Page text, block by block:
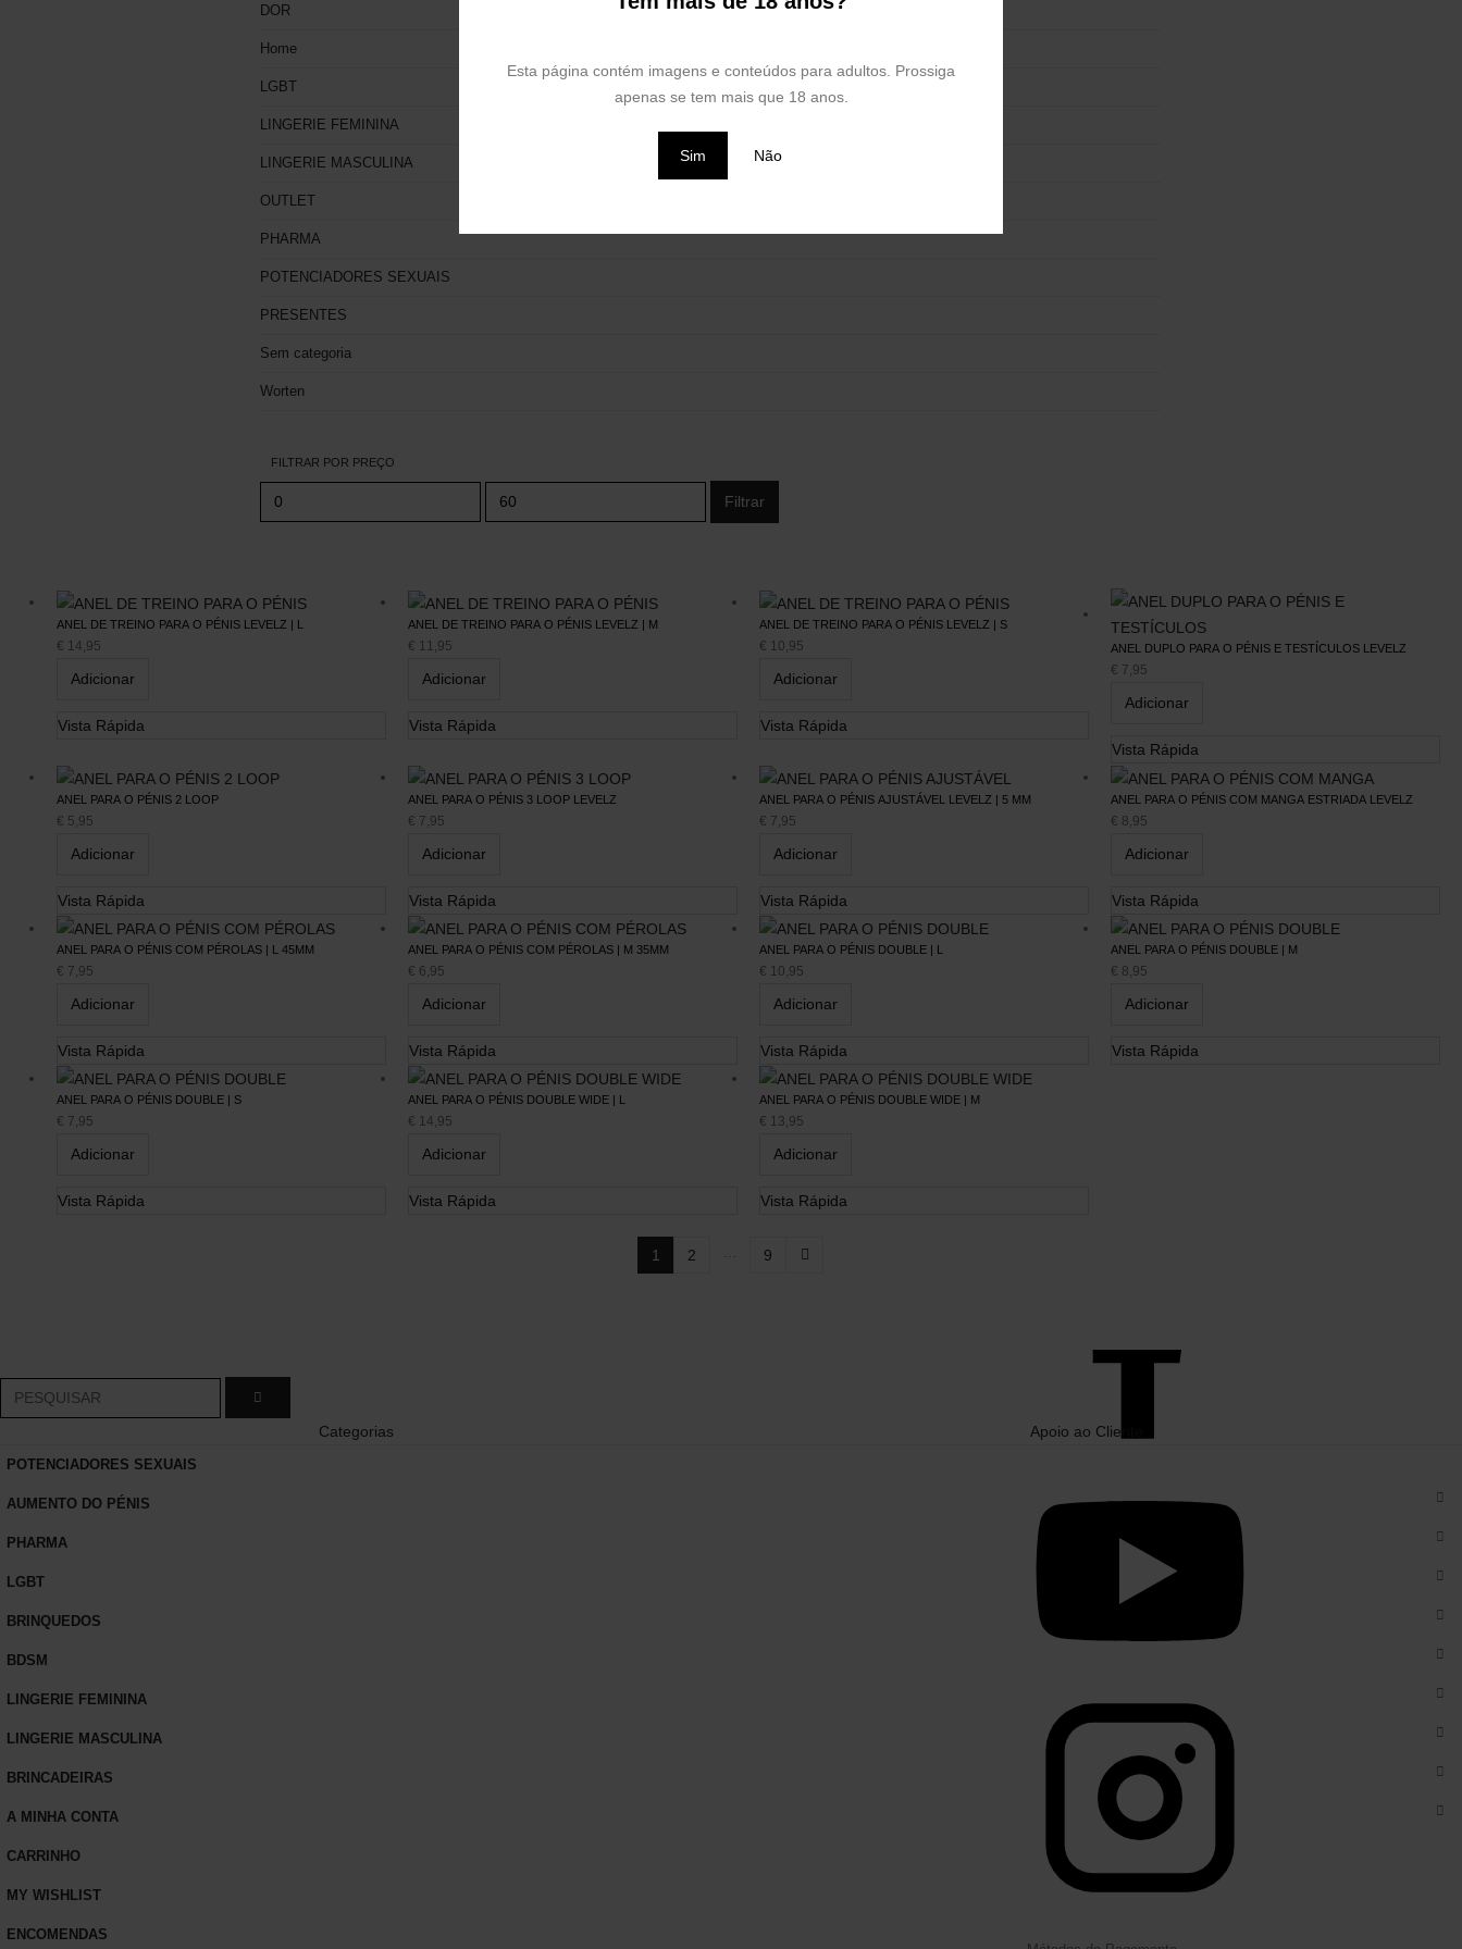
Esta página contém imagens e conteúdos para adultos. Prossiga
apenas se tem mais que 18 anos.
Sim Não
DOR
Home
LGBT
LINGERIE FEMININA
LINGERIE MASCULINA
OUTLET
PHARMA
POTENCIADORES SEXUAIS
PRESENTES
Sem categoria
Worten
FILTRAR POR PREÇO
Filtrar
ANEL DE TREINO PARA O PÉNIS LEVELZ | L
€ 14,95
Adicionar
Vista Rápida
ANEL DE TREINO PARA O PÉNIS LEVELZ | M
€ 11,95
Adicionar
Vista Rápida
ANEL DE TREINO PARA O PÉNIS LEVELZ | S
€ 10,95
Adicionar
Vista Rápida
ANEL DUPLO PARA O PÉNIS E TESTÍCULOS LEVELZ
€ 7,95
Adicionar
Vista Rápida
ANEL PARA O PÉNIS 2 LOOP
€ 5,95
Adicionar
Vista Rápida
ANEL PARA O PÉNIS 3 LOOP LEVELZ
€ 7,95
Adicionar
Vista Rápida
ANEL PARA O PÉNIS AJUSTÁVEL LEVELZ | 5 MM
€ 7,95
Adicionar
Vista Rápida
ANEL PARA O PÉNIS COM MANGA ESTRIADA LEVELZ
€ 8,95
Adicionar
Vista Rápida
ANEL PARA O PÉNIS COM PÉROLAS | L 45MM
€ 7,95
Adicionar
Vista Rápida
ANEL PARA O PÉNIS COM PÉROLAS | M 35MM
€ 6,95
Adicionar
Vista Rápida
ANEL PARA O PÉNIS DOUBLE | L
€ 10,95
Adicionar
Vista Rápida
ANEL PARA O PÉNIS DOUBLE | M
€ 8,95
Adicionar
Vista Rápida
ANEL PARA O PÉNIS DOUBLE | S
€ 7,95
Adicionar
Vista Rápida
ANEL PARA O PÉNIS DOUBLE WIDE | L
€ 14,95
Adicionar
Vista Rápida
ANEL PARA O PÉNIS DOUBLE WIDE | M
€ 13,95
Adicionar
Vista Rápida
1 2 9
Informação Legal
Termos e Condições
Política de Cookies
Livro de Reclamações
Exercer Direito de
Apoio ao Cliente
Envios e Devoluções
Portes de Envio
Métodos de Envio
Serviços Blog
Artigos
Parceiros
SUBSCREVA A NOSSA
NEWSLETTER
Categorias Apoio ao Cliente
POTENCIADORES SEXUAIS
AUMENTO DO PÉNIS
PHARMA
LGBT
BRINQUEDOS
BDSM
LINGERIE FEMININA
LINGERIE MASCULINA
BRINCADEIRAS
A MINHA CONTA
CARRINHO
MY WISHLIST
ENCOMENDAS